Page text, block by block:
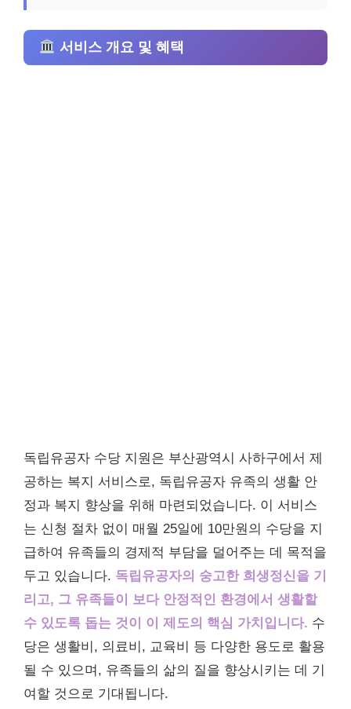
서비스 개요 및 혜택
독립유공자 수당 지원은 부산광역시 사하구에서 제
공하는 복지 서비스로, 독립유공자 유족의 생활 안
정과 복지 향상을 위해 마련되었습니다. 이 서비스
는 신청 절차 없이 매월 25일에 10만원의 수당을 지
급하여 유족들의 경제적 부담을 덜어주는 데 목적을
두고 있습니다. 독립유공자의 숭고한 희생정신을 기
리고, 그 유족들이 보다 안정적인 환경에서 생활할
수 있도록 돕는 것이 이 제도의 핵심 가치입니다. 수
당은 생활비, 의료비, 교육비 등 다양한 용도로 활용
될 수 있으며, 유족들의 삶의 질을 향상시키는 데 기
여할 것으로 기대됩니다.